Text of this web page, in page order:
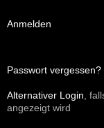
Anmelden
Passwort vergessen?
Alternativer Login ,
angezeigt wird